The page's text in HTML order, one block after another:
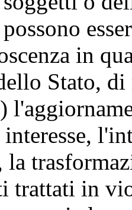
in
Stato,
la
trattati in